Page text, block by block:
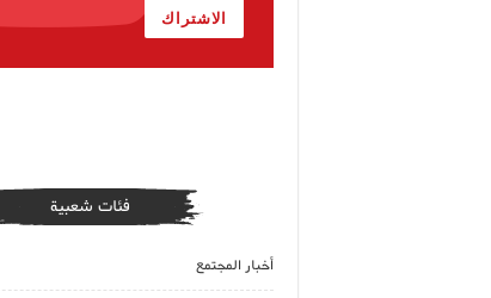
الاشتراك
فئات شعبية
أخبار المجتمع